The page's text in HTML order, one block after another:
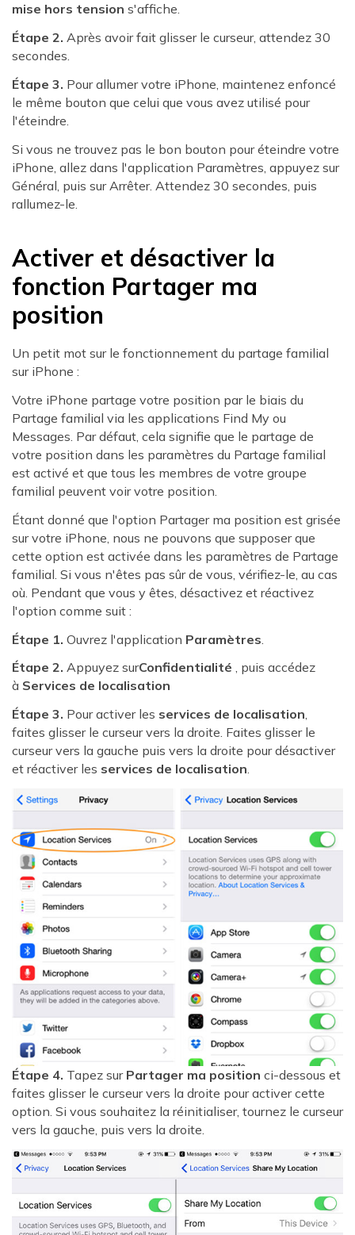
mise hors tension s'affiche.
Étape 2. Après avoir fait glisser le curseur, attendez 30
secondes.
Étape 3. Pour allumer votre iPhone, maintenez enfoncé
le même bouton que celui que vous avez utilisé pour
l'éteindre.
Si vous ne trouvez pas le bon bouton pour éteindre votre
iPhone, allez dans l'application Paramètres, appuyez sur
Général, puis sur Arrêter. Attendez 30 secondes, puis
rallumez-le.
Activer et désactiver la
fonction Partager ma
position
Un petit mot sur le fonctionnement du partage familial
sur iPhone :
Votre iPhone partage votre position par le biais du
Partage familial via les applications Find My ou
Messages. Par défaut, cela signifie que le partage de
votre position dans les paramètres du Partage familial
est activé et que tous les membres de votre groupe
familial peuvent voir votre position.
Étant donné que l'option Partager ma position est grisée
sur votre iPhone, nous ne pouvons que supposer que
cette option est activée dans les paramètres de Partage
familial. Si vous n'êtes pas sûr de vous, vérifiez-le, au cas
où. Pendant que vous y êtes, désactivez et réactivez
l'option comme suit :
Étape 1. Ouvrez l'application Paramètres
Étape 2. Appuyez surConfidentialité , puis accédez
à Services de localisation
Étape 3. Pour activer les services de localisation,
faites glisser le curseur vers la droite. Faites glisser le
curseur vers la gauche puis vers la droite pour désactiver
et réactiver les services de localisation.
Étape 4. Tapez sur Partager ma position ci-dessous et
faites glisser le curseur vers la droite pour activer cette
option. Si vous souhaitez la réinitialiser, tournez le curseur
vers la gauche, puis vers la droite.